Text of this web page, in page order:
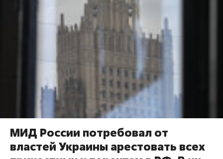
МИД России потребовал от
властей Украины арестовать всех